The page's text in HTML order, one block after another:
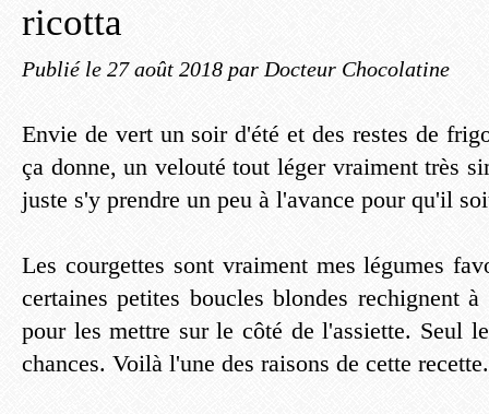
ricotta
Publié le 27 août 2018 par Docteur Chocolatine
Envie de vert un soir d'été et des restes de
ça donne, un velouté tout léger vraiment très
juste s'y prendre un peu à l'avance pour qu'il
Les courgettes sont vraiment mes légumes
certaines petites boucles blondes rechignent
pour les mettre sur le côté de l'assiette. Seul
chances. Voilà l'une des raisons de cette recette.